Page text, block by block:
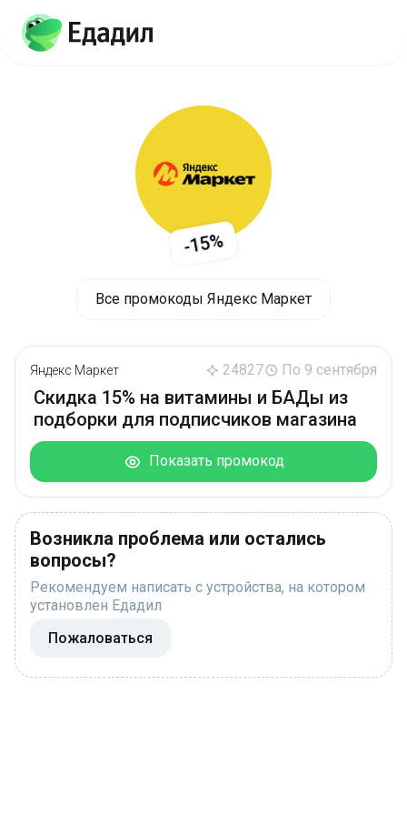
-15%
Все промокоды Яндекс Маркет
Яндекс Маркет 24827 По 9 сентября
Скидка 15% на витамины и БАДы из
подборки для подписчиков магазина
Показать промокод
Возникла проблема или остались
вопросы?
Рекомендуем написать с устройства, на котором
установлен Едадил
Пожаловаться